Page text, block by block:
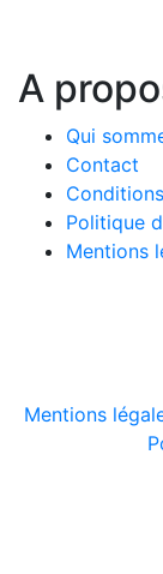
A
Qui
Contact
Politique
Mentions
Mentions